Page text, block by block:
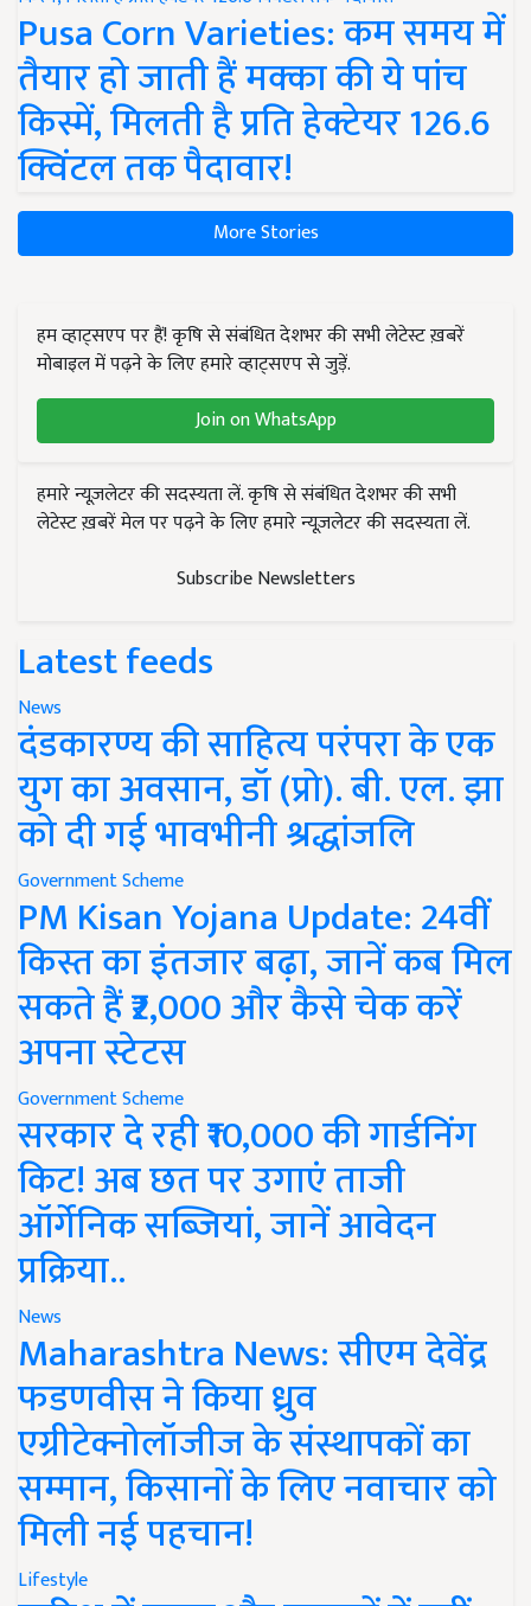
Pusa Corn Varieties: कम समय में
तैयार हो जाती हैं मक्का की ये पांच
किस्में, मिलती है प्रति हेक्टेयर 126.6
क्विंटल तक पैदावार!
More Stories
हम व्हाट्सएप पर हैं! कृषि से संबंधित देशभर की सभी लेटेस्ट ख़बरें
मोबाइल में पढ़ने के लिए हमारे व्हाट्सएप से जुड़ें.
Join on WhatsApp
हमारे न्यूज़लेटर की सदस्यता लें. कृषि से संबंधित देशभर की सभी
लेटेस्ट ख़बरें मेल पर पढ़ने के लिए हमारे न्यूज़लेटर की सदस्यता लें.
Subscribe Newsletters
Latest feeds
News
दंडकारण्य की साहित्य परंपरा के एक
युग का अवसान, डॉ (प्रो). बी. एल. झा
को दी गई भावभीनी श्रद्धांजलि
Government Scheme
PM Kisan Yojana Update: 24वीं
किस्त का इंतजार बढ़ा, जानें कब मिल
सकते हैं ₹2,000 और कैसे चेक करें
अपना स्टेटस
Government Scheme
सरकार दे रही ₹10,000 की गार्डनिंग
किट! अब छत पर उगाएं ताजी
ऑर्गेनिक सब्जियां, जानें आवेदन
प्रक्रिया..
News
Maharashtra News: सीएम देवेंद्र
फडणवीस ने किया ध्रुव
एग्रीटेक्नोलॉजीज के संस्थापकों का
सम्मान, किसानों के लिए नवाचार को
मिली नई पहचान!
Lifestyle